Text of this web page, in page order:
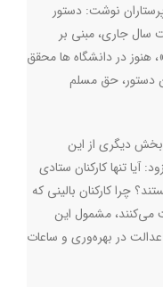
نوشت: دستور
سال جاری، مبنی بر
در دانشگاه ها محقق
دستور، حق مسلم
بخش دیگری از این
آیا تنها کارکنان ستادی
چرا کارکنان بالینی که
مشمول این
عدالت در بهره‌وری و ساعات